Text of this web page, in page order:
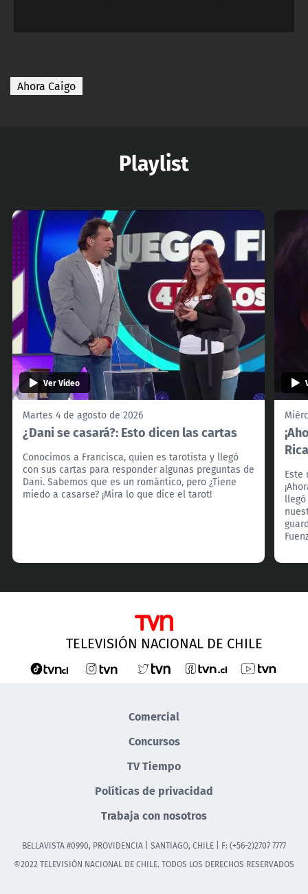
Ahora Caigo
Playlist
Ver Video
Martes 4 de agosto de 2026
¿Dani se casará?: Esto dicen las cartas
Conocimos a Francisca, quien es tarotista y llegó
con sus cartas para responder algunas preguntas de
Dani. Sabemos que es un romántico, pero ¿Tiene
miedo a casarse? ¡Mira lo que dice el tarot!
Este
TELEVISIÓN NACIONAL DE CHILE
Comercial
Concursos
TV Tiempo
Políticas de privacidad
Trabaja con nosotros
BELLAVISTA #0990, PROVIDENCIA | SANTIAGO, CHILE | F: (+56-2)2707 7777
©2022 TELEVISIÓN NACIONAL DE CHILE. TODOS LOS DERECHOS RESERVADOS